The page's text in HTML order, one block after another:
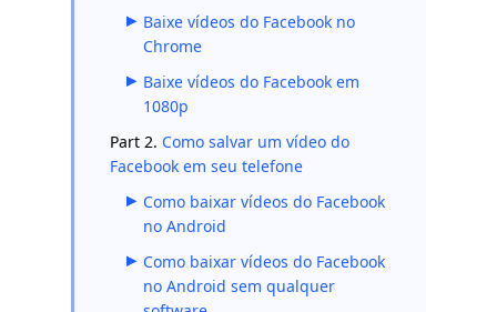
Baixe vídeos do Facebook no
Chrome
Baixe vídeos do Facebook em
1080p
Part 2. Como salvar um vídeo do
Facebook em seu telefone
Como baixar vídeos do Facebook
no Android
Como baixar vídeos do Facebook
no Android sem qualquer